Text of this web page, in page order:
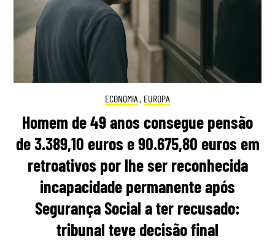
ECONOMIA , EUROPA
Homem de 49 anos consegue pensão
de 3.389,10 euros e 90.675,80 euros em
retroativos por lhe ser reconhecida
incapacidade permanente após
Segurança Social a ter recusado:
tribunal teve decisão final